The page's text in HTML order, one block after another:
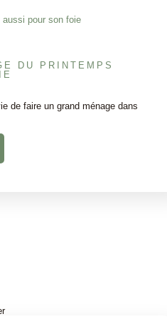
DU PRINTEMPS
de faire un grand ménage dans